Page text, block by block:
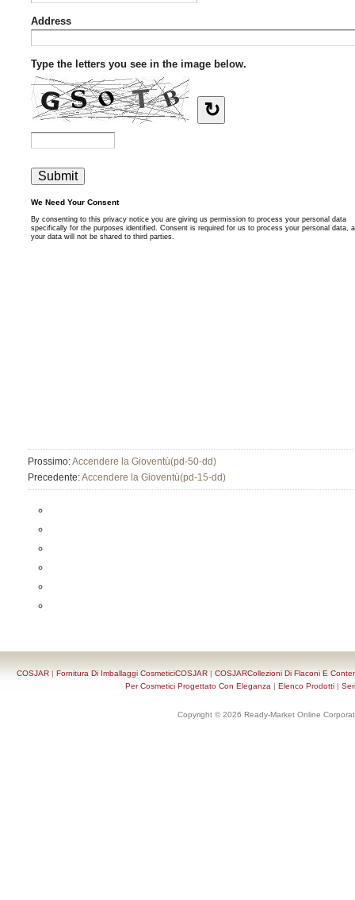
Prossimo:Accendere la Gioventù(pd-50-dd)
Precedente:Accendere la Gioventù(pd-15-dd)
COSJAR | Fornitura Di Imballaggi CosmeticiCOSJAR | COSJARCollezioni Di Flaconi E
Per Cosmetici Progettato Con Eleganza | Elenco Prodotti|
Copyright © 2026 Ready-Market Online